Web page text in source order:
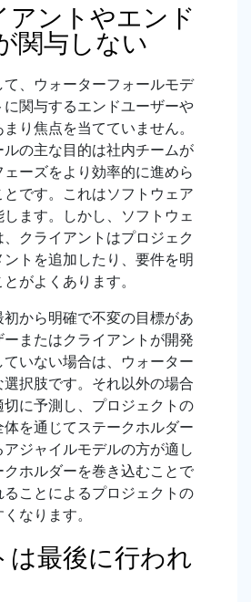
アントやエンド
関与しない
、ウォーターフォールモデ
に関与するエンドユーザーや
り焦点を当てていません。
ルの主な目的は社内チームが
ーズをより効率的に進めら
です。これはソフトウェア
ます。しかし、ソフトウェ
クライアントはプロジェク
ントを追加したり、要件を明
がよくあります。
から明確で不変の目標があ
ーまたはクライアントが開発
いない場合は、ウォーター
択肢です。それ以外の場合
に予測し、プロジェクトの
を通じてステークホルダー
ジャイルモデルの方が適し
ホルダーを巻き込むことで
ることによるプロジェクトの
なります。
は最後に行われ